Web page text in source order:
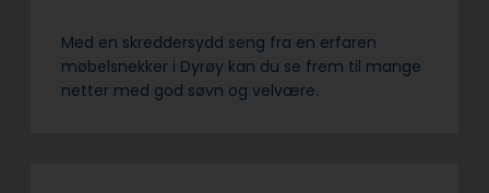
Med en skreddersydd seng fra en erfaren
møbelsnekker i Dyrøy kan du se frem til mange
netter med god søvn og velvære.